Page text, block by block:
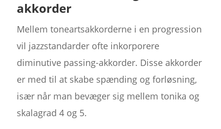
akkorder
Mellem toneartsakkorderne i en progression
vil jazzstandarder ofte inkorporere
diminutive passing-akkorder. Disse akkorder
er med til at skabe spænding og forløsning,
især når man bevæger sig mellem tonika og
skalagrad 4 og 5.